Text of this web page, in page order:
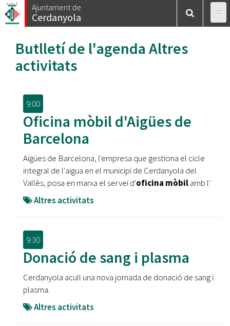
Vés
al
Ajuntament de
Cerdanyola
Butlletí de l'agenda Altres
activitats
9:00
Oficina mòbil d'Aigües de
Barcelona
Aigües de Barcelona, l'empresa que gestiona el cicle
integral de l'aigua en el municipi de Cerdanyola del
Vallès, posa en marxa el servei d'oficina mòbilamb l'
Altres activitats
9:30
Donació de sang i plasma
Cerdanyola acull una nova jornada de donació de sang i
plasma.
Altres activitats